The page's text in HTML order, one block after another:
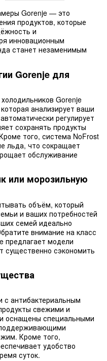
Gorenje — это
продуктов, которые
и
инновационным
станет незаменимым
Gorenje для
Gorenje
анализирует ваши
регулирует
сохранять продукты
того, система NoFrost
льда, что сокращает
обслуживание
или морозильную
объём, который
и ваших потребностей
семей идеально
внимание на класс
предлагает модели
существенно сэкономить
с антибактериальным
свежими и
оснащены специальными
Кроме того,
удобство
суток.